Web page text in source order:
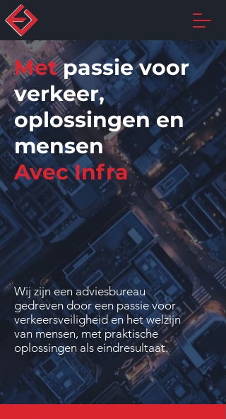
Metpassie voor
verkeer,
oplossingen en
mensen
Avec Infra
Wij zijn een adviesbureau
gedreven door een passie voor
verkeersveiligheid en het welzijn
van mensen, met praktische
oplossingen als eindresultaat.